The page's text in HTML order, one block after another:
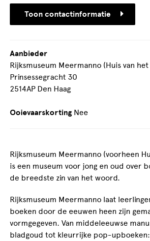
Rijksmuseum Meermanno (voorheen
is een museum voor jong en oud over
de breedste zin van het woord.
Rijksmuseum Meermanno laat
boeken door de eeuwen heen zijn
vormgegeven. Van middeleeuwse
bladgoud tot kleurrijke pop-
Toon contactinformatie
Aanbieder
Rijksmuseum Meermanno (Huis van
Prinsessegracht 30
2514AP Den Haag
Ooievaarskorting Nee